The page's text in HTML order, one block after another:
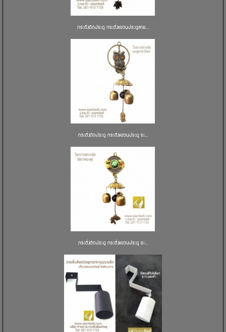
กระดิ่งติดประตู กระดิ่งแขวนประตูลาย...
กระดิ่งติดประตู กระดิ่งแขวนประตู ระ...
กระดิ่งติดประตู กระดิ่งแขวนประตู ระ...